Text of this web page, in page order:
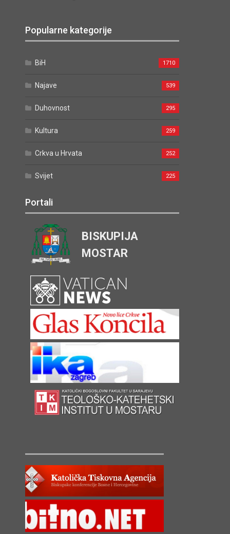
Popularne kategorije
BiH 1710
Najave 539
Duhovnost 295
Kultura 259
Crkva u Hrvata 252
Svijet 225
Portali
BISKUPIJA
MOSTAR